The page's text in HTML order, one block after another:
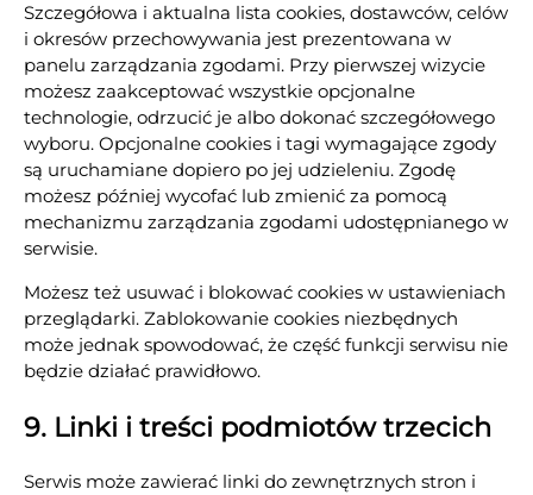
Szczegółowa i aktualna lista cookies, dostawców, celów
i okresów przechowywania jest prezentowana w
panelu zarządzania zgodami. Przy pierwszej wizycie
możesz zaakceptować wszystkie opcjonalne
technologie, odrzucić je albo dokonać szczegółowego
wyboru. Opcjonalne cookies i tagi wymagające zgody
są uruchamiane dopiero po jej udzieleniu. Zgodę
możesz później wycofać lub zmienić za pomocą
mechanizmu zarządzania zgodami udostępnianego w
serwisie.
Możesz też usuwać i blokować cookies w ustawieniach
przeglądarki. Zablokowanie cookies niezbędnych
może jednak spowodować, że część funkcji serwisu nie
będzie działać prawidłowo.
9. Linki i treści podmiotów trzecich
Serwis może zawierać linki do zewnętrznych stron i